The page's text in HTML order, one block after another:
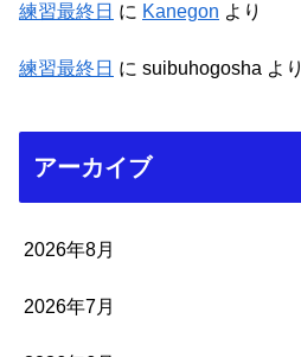
練習最終日 に Kanegon より
練習最終日 に suibuhogosha より
アーカイブ
2026年8月
2026年7月